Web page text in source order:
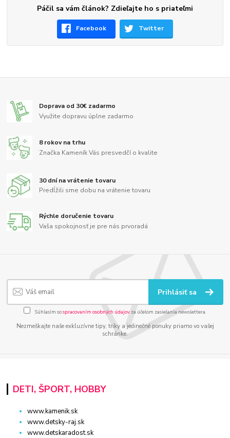
Páčil sa vám článok? Zdieľajte ho s priateľmi
Facebook Twitter
Doprava od 30€ zadarmo
Využite dopravu úplne zadarmo
8 rokov na trhu
Značka Kameník Vás presvedčí o kvalite
30 dní na vrátenie tovaru
Predĺžili sme dobu na vrátenie tovaru
Rýchle doručenie tovaru
Vaša spokojnosť je pre nás prvoradá
Prihlásiť sa
Súhlasím sospracovaním osobných údajov za účelom zasielania newslettera.
Nezmeškajte naše exkluzívne tipy, triky a jedinečné ponuky priamo vo vašej
schránke.
DETI, ŠPORT, HOBBY
www.kamenik.sk
www.detsky-raj.sk
www.detskaradost.sk